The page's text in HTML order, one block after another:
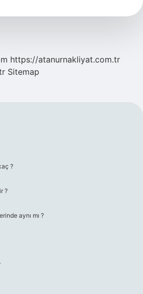
https://atanurnakliyat.com.tr
Sitemap
?
?
aynı mı ?